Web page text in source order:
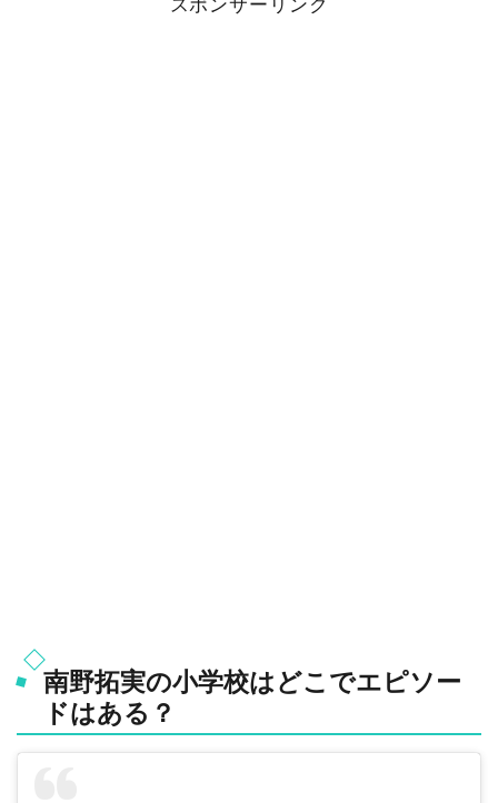
スポンサーリンク
南野拓実の小学校はどこでエピソー
ドはある？